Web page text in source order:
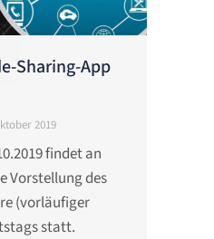
Sharing-App
2019
findet an
Vorstellung des
(vorläufiger
statt.